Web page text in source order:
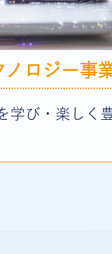
ノロジー事
学び・楽しく